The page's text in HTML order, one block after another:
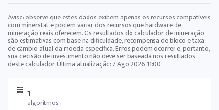
1
algoritmos
Aviso: observe que estes dados exibem apenas os recursos compatíveis
com minerstat e podem variar dos recursos que hardware de
mineração reais oferecem. Os resultados do calculador de mineração
são estimativas com base na dificuldade, recompensa de bloco e taxa
de câmbio atual da moeda específica. Erros podem ocorrer e, portanto,
sua decisão de investimento não deve ser baseada nos resultados
deste calculador. Última atualização:7 Ago 2026 11:00